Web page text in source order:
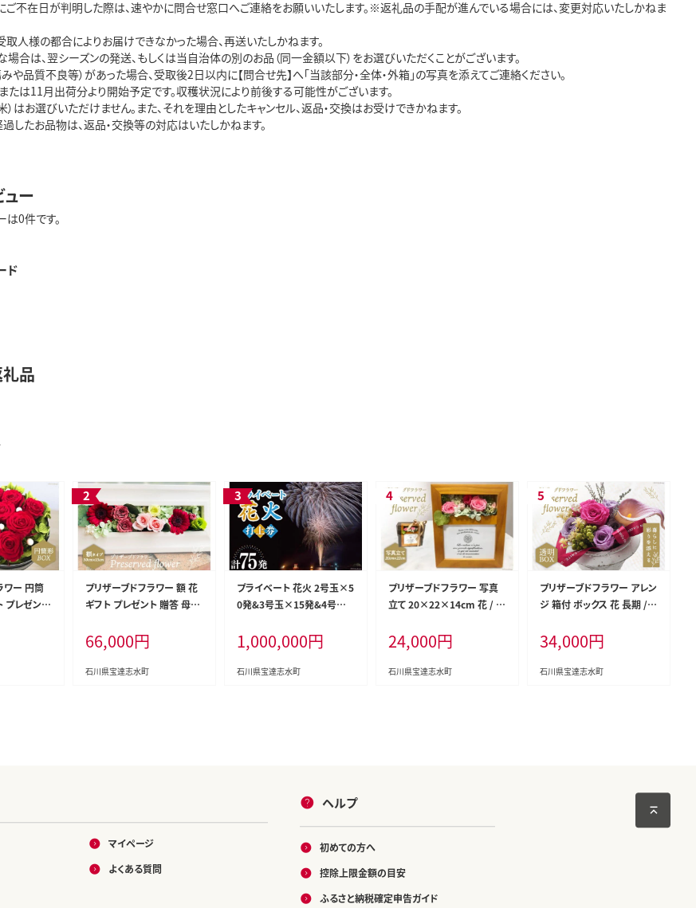
ご不在日が判明した際は、速やかに問合せ窓口へご連絡をお願いいたします。※返礼品の手配が進んでいる場合には、変更対応いたしかねま
取人様の都合によりお届けできなかった場合、再送いたしかねます。
場合は、翌シーズンの発送、もしくは当自治体の別のお品（同一金額以下）をお選びいただくことがございます。
や品質不良等）があった場合、受取後2日以内に【問合せ先】へ「当該部分・全体・外箱」の写真を添えてご連絡ください。
たは11月出荷分より開始予定です。収穫状況により前後する可能性がございます。
）はお選びいただけません。また、それを理由としたキャンセル、返品・交換はお受けできかねます。
したお品物は、返品・交換等の対応はいたしかねます。
ー
0件です。
ド
品
ワー 円筒
プレゼント
宝達志
プリザーブドフラワー 額 花
ギフト プレゼント 贈答 母の
香 / 石川県 宝達志水町 [38
600026]
66,000円
石川県宝達志水町
プライベート 花火 2号玉×5
0発&3号玉×15発&4号玉
宝達志水町内限定】/ 能登煙
火 / 石川県 宝達志水町
1,000,000円
石川県宝達志水町
プリザーブドフラワー 写真
立て 20×22×14cm 花 / lit
志水町
24,000円
石川県宝達志水町
プリザーブドフラワー アレン
ジ 箱付 ボックス 花 長期 / li
志水町
34,000円
石川県宝達志水町
マイページ
よくある質問
ヘルプ
初めての方へ
控除上限金額の目安
ふるさと納税確定申告ガイド